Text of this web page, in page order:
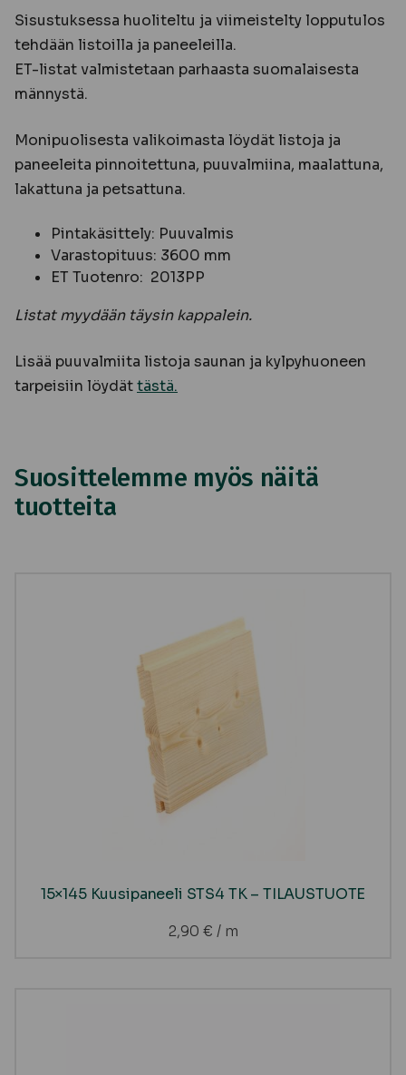
Sisustuksessa huoliteltu ja viimeistelty lopputulos
tehdään listoilla ja paneeleilla.
ET-listat valmistetaan parhaasta suomalaisesta
männystä.
Monipuolisesta valikoimasta löydät listoja ja
paneeleita pinnoitettuna, puuvalmiina, maalattuna,
lakattuna ja petsattuna.
Pintakäsittely: Puuvalmis
Varastopituus: 3600 mm
ET Tuotenro: 2013PP
Listat myydään täysin kappalein.
Lisää puuvalmiita listoja saunan ja kylpyhuoneen
tarpeisiin löydättästä.
Suosittelemme myös näitä
tuotteita
15×145 Kuusipaneeli STS4 TK – TILAUSTUOTE
2,90 € / m